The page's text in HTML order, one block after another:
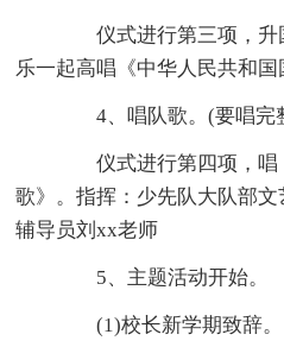
仪式进行第三项，升
乐一起高唱《中华人民共和
4、唱队歌。(要唱完
仪式进行第四项，唱
歌》。指挥：少先队大队部
辅导员刘xx老师
5、主题活动开始。
(1)校长新学期致辞。